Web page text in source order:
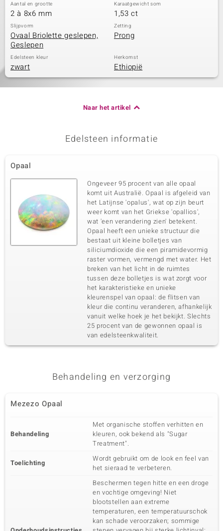
Aantal en grootte
2 à 8x6 mm
Karaatgewicht som
1,53 ct
Slijpvorm
Ovaal Briolette geslepen,
Geslepen
Zetting
Prong
Edelsteen kleur
zwart
Herkomst
Ethiopië
Naar het artikel
Edelsteen informatie
Opaal
Ongeveer 95 procent van alle opaal
komt uit Australië. Opaal is afgeleid van
het Latijnse 'opalus', wat op zijn beurt
weer komt van het Griekse 'opallios',
wat 'een verandering zien' betekent.
Opaal heeft een unieke structuur die
bestaat uit kleine bolletjes van
siliciumdioxide die een piramidevormig
raster vormen, vermengd met water. Het
breken van het licht in de ruimtes
tussen deze bolletjes is wat zorgt voor
het karakteristieke en unieke
kleurenspel van opaal: de flitsen van
kleur die continu veranderen, afhankelijk
vanuit welke hoek je het bekijkt. Slechts
25 procent van de gewonnen opaal is
van edelsteenkwaliteit.
Behandeling en verzorging
Mezezo Opaal
Behandeling
Met organische stoffen verhitten en
kleuren, ook bekend als "Sugar
Treatment".
Toelichting
Wordt gebruikt om de look en feel van
het sieraad te verbeteren.
Beschermen tegen hitte en een droge
en vochtige omgeving! Niet
blootstellen aan extreme
temperaturen, een temperatuurschok
kan schade veroorzaken; sommige